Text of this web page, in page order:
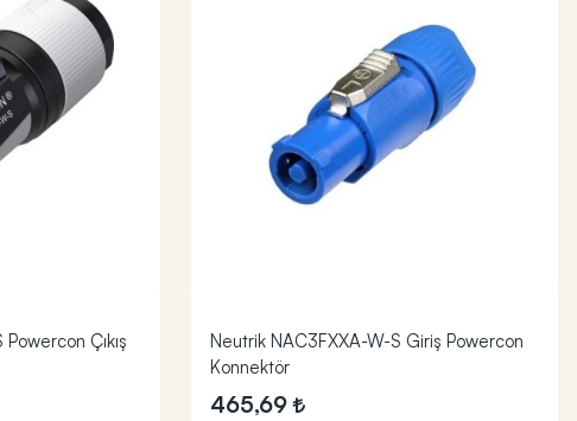
Çıkış
Neutrik NAC3FXXA-W-S Giriş Powercon
Konnektör
465,69